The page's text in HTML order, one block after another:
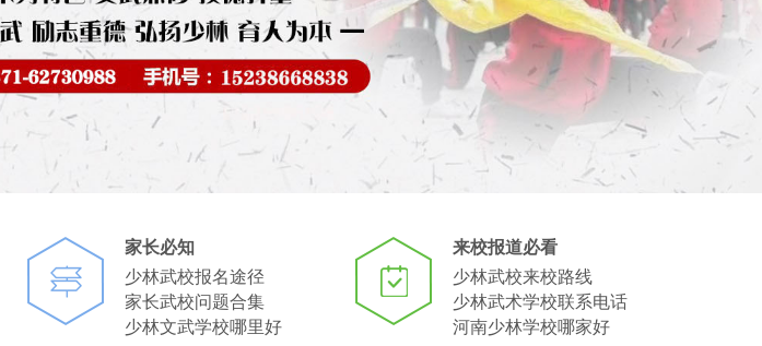
家长必知
少林武校报名途径
家长武校问题合集
少林文武学校哪里好
来校报道必看
少林武校来校路线
少林武术学校联系电话
河南少林学校哪家好